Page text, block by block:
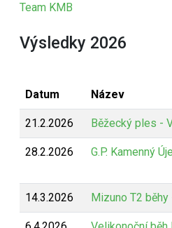
Team KMB
Výsledky 2026
Datum Název
21.2.2026 Běžecký ples -
28.2.2026 G.P. Kamenný
14.3.2026 Mizuno T2 běhy